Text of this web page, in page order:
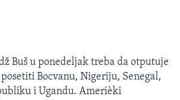
Buš u ponedeljak treba da otputuje
Bocvanu, Nigeriju, Senegal,
i Ugandu. Amerièki